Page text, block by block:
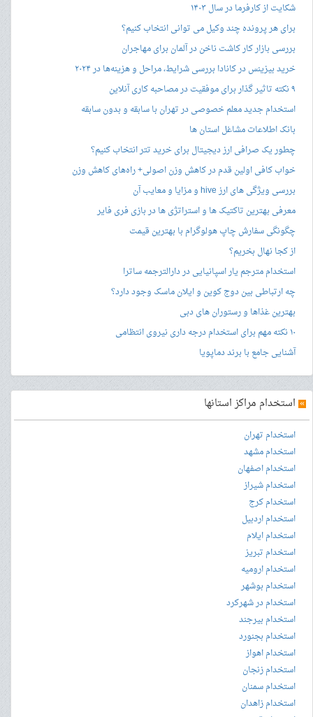
شکایت از کارفرما در سال ۱۴۰۳
برای هر پرونده چند وکیل می توانی انتخاب کنیم؟
بررسی بازار کار کاشت ناخن در آلمان برای مهاجران
خرید بیزینس در کانادا بررسی شرایط، مراحل و هزینه‌ها در ۲۰۲۴
۹ نکته تاثیر گذار برای موفقیت در مصاحبه کاری آنلاین
استخدام جدید معلم خصوصی در تهران با سابقه و بدون سابقه
بانک اطلاعات مشاغل استان ها
چطور یک صرافی ارز دیجیتال برای خرید تتر انتخاب کنیم؟
خواب کافی اولین قدم در کاهش وزن اصولی+ راه‌های کاهش وزن
بررسی ویژگی های ارز hive و مزایا و معایب آن
معرفی بهترین تاکتیک ها و استراتژی ها در بازی فری فایر
چگونگی سفارش چاپ هولوگرام با بهترین قیمت
از کجا نهال بخریم؟
استخدام مترجم یار اسپانیایی در دارالترجمه ساترا
چه ارتباطی بین دوج کوین و ایلان ماسک وجود دارد؟
بهترین غذاها و رستوران های دبی
۱۰ نکته مهم برای استخدام درجه داری نیروی انتظامی
آشنایی جامع با برند دماپویا
» استخدام مراکز استانها
استخدام تهران
استخدام مشهد
استخدام اصفهان
استخدام شیراز
استخدام کرج
استخدام اردبیل
استخدام ایلام
استخدام تبریز
استخدام ارومیه
استخدام بوشهر
استخدام در شهرکرد
استخدام بیرجند
استخدام بجنورد
استخدام اهواز
استخدام زنجان
استخدام سمنان
استخدام زاهدان